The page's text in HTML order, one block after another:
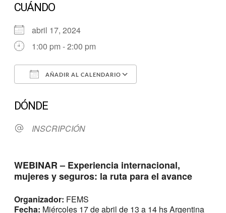
CUÁNDO
abril 17, 2024
1:00 pm - 2:00 pm
AÑADIR AL CALENDARIO
DÓNDE
INSCRIPCIÓN
WEBINAR – Experiencia internacional,
mujeres y seguros: la ruta para el avance
Organizador: FEMS
Fecha: Miércoles 17 de abril de 13 a 14 hs Argentina